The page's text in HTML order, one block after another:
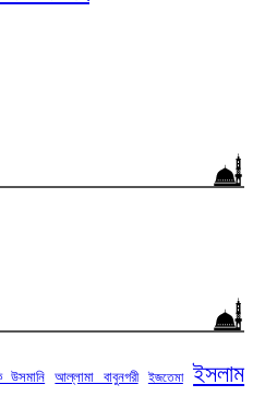
উসমানি আল্লামা বাবুনগরী ইজতেমা ইসলাম